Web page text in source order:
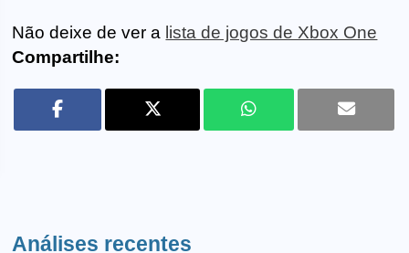
Não deixe de ver a lista de jogos de Xbox One
Compartilhe:
Análises recentes